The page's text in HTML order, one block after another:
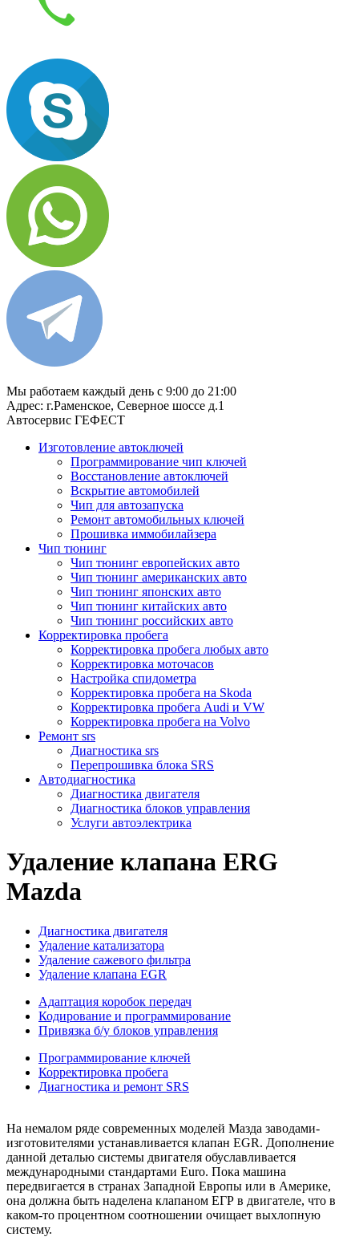
Мы работаем каждый день с 9:00 до 21:00
Адрес: г.Раменское, Северное шоссе д.1
Автосервис ГЕФЕСТ
Изготовление автоключей
Программирование чип ключей
Восстановление автоключей
Вскрытие автомобилей
Чип для автозапуска
Ремонт автомобильных ключей
Прошивка иммобилайзера
Чип тюнинг
Чип тюнинг европейских авто
Чип тюнинг американских авто
Чип тюнинг японских авто
Чип тюнинг китайских авто
Чип тюнинг российских авто
Корректировка пробега
Корректировка пробега любых авто
Корректировка моточасов
Настройка спидометра
Корректировка пробега на Skoda
Корректировка пробега Audi и VW
Корректировка пробега на Volvo
Ремонт srs
Диагностика srs
Перепрошивка блока SRS
Автодиагностика
Диагностика двигателя
Диагностика блоков управления
Услуги автоэлектрика
Удаление клапана ERG
Mazda
Диагностика двигателя
Удаление катализатора
Удаление сажевого фильтра
Удаление клапана EGR
Адаптация коробок передач
Кодирование и программирование
Привязка б/у блоков управления
Программирование ключей
Корректировка пробега
Диагностика и ремонт SRS
На немалом ряде современных моделей Мазда заводами-
изготовителями устанавливается клапан EGR. Дополнение
данной деталью системы двигателя обуславливается
международными стандартами Euro. Пока машина
передвигается в странах Западной Европы или в Америке,
она должна быть наделена клапаном ЕГР в двигателе, что в
каком-то процентном соотношении очищает выхлопную
систему.